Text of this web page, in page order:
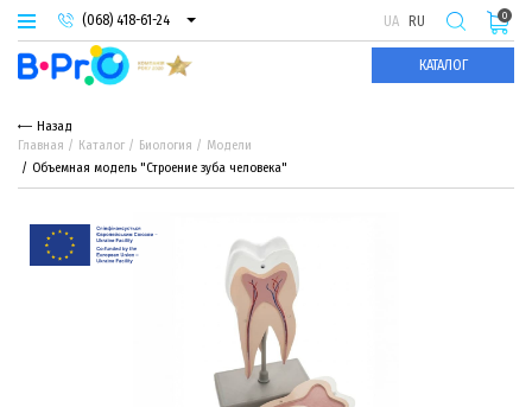
(068) 418-61-24
(093) 974-66-94
(095) 987-29-55
UA RU
КАТАЛОГ
0
Назад
Главная
Каталог Биология
Модели
Объемная модель "Строение зуба человека"